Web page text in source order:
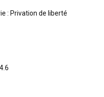
: Privation de liberté